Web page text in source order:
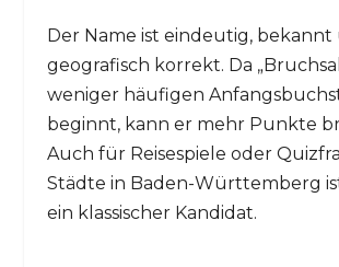
Der Name ist eindeutig, bekannt
geografisch korrekt. Da
weniger häufigen
beginnt, kann er mehr Punkte
Auch für Reisespiele oder
Städte in Baden-Württemberg
ein klassischer Kandidat.